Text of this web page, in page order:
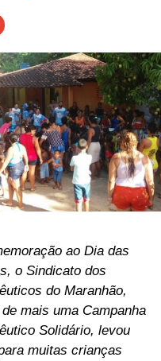
ao Dia das
o Sindicato dos
do Maranhão,
mais uma Campanha
Solidário, levou
muitas crianças